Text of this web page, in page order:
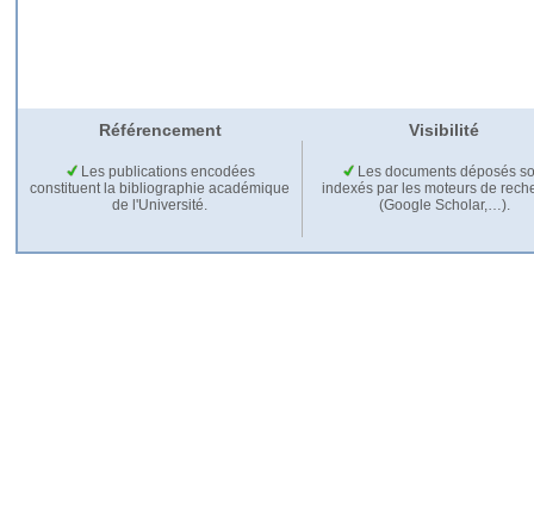
Référencement Visibilité
Les publications encodées
constituent la bibliographie académique
de l'Université.
Les documents déposés
indexés par les moteurs de
(Google Scholar,…).